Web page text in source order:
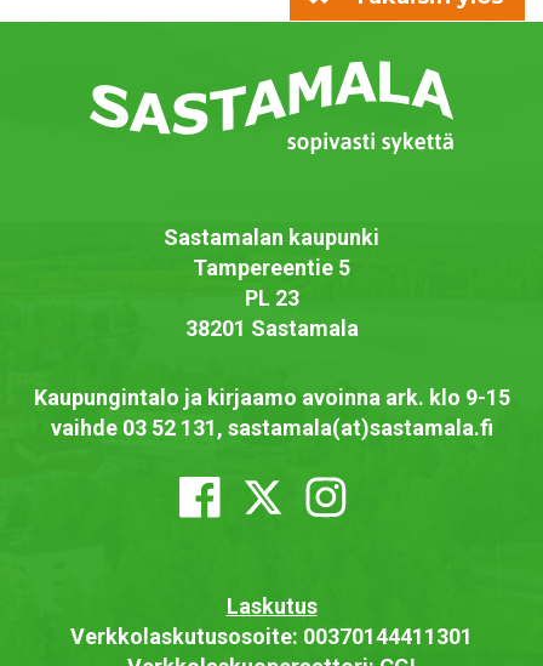
Sastamalan kaupunki
Tampereentie 5
PL 23
38201 Sastamala
Kaupungintalo ja kirjaamo avoinna ark. klo 9-15
vaihde 03 52 131, sastamala(at)sastamala.fi
Laskutus
Verkkolaskutusosoite: 00370144411301